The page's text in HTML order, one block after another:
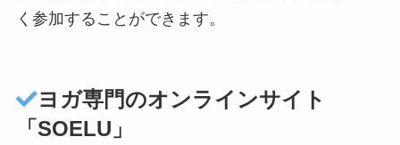
く参加することができます。
ヨガ専門のオンラインサイト
「SOELU」